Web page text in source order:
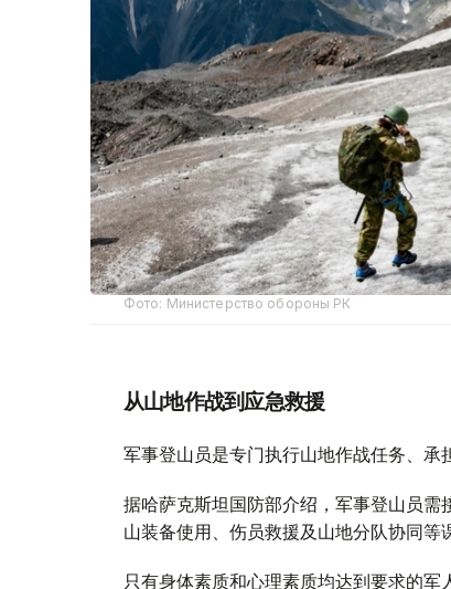
Фото: Министерство обороны РК
从山地作战到应急救援
军事登山员是专门执行山地作战任务、承
据哈萨克斯坦国防部介绍，军事登山员
山装备使用、伤员救援及山地分队协同等
只有身体素质和心理素质均达到要求的